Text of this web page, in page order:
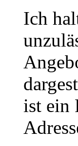
Ich
ist ein